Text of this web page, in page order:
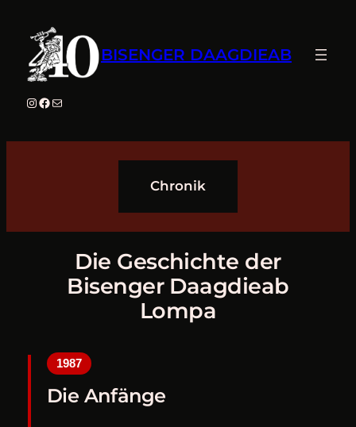
Inhalt
springen
BISENGER DAAGDIEAB
Instagram
Facebook
E-Mail
Chronik
Die Geschichte der
Bisenger Daagdieab
Lompa
1987
Die Anfänge